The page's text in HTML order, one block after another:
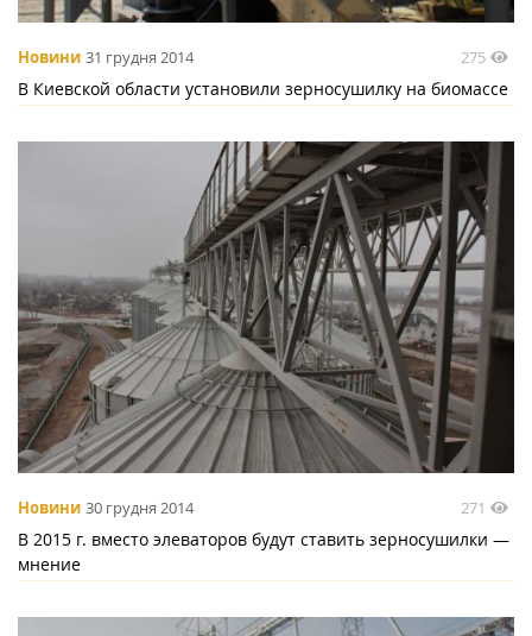
Новини 31 грудня 2014 275
В Киевской области установили зерносушилку на биомассе
Новини 30 грудня 2014 271
В 2015 г. вместо элеваторов будут ставить зерносушилки —
мнение